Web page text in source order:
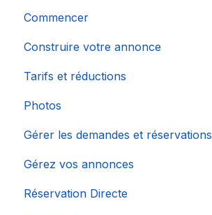
Commencer
Construire votre annonce
Tarifs et réductions
Photos
Gérer les demandes et réservations
Gérez vos annonces
Réservation Directe